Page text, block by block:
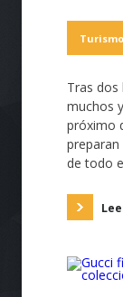
Turismo
Tras
muchos
próximo
de todo